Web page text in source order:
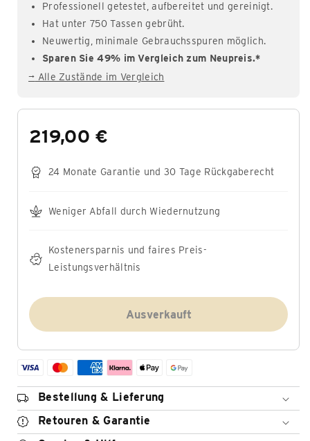
Professionell getestet, aufbereitet und gereinigt.
Hat unter 750 Tassen gebrüht.
Neuwertig, minimale Gebrauchsspuren möglich.
Sparen Sie 49% im Vergleich zum Neupreis.*
→ Alle Zustände im Vergleich
219,00 €
24 Monate Garantie und 30 Tage Rückgaberecht
Weniger Abfall durch Wiedernutzung
Kostenersparnis und faires Preis-
Leistungsverhältnis
Ausverkauft
Bestellung & Lieferung
Retouren & Garantie